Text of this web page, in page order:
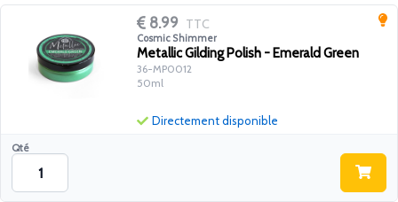
8.99 TTC
Cosmic Shimmer
Metallic Gilding Polish - Emerald Green
36-MP0012
50ml
Qté
Directement disponible